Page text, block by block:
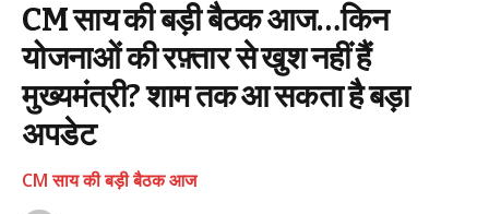
CM साय की बड़ी बैठक आज…किन
योजनाओं की रफ़्तार से खुश नहीं हैं
मुख्यमंत्री? शाम तक आ सकता है बड़ा
अपडेट
CM साय की बड़ी बैठक आज